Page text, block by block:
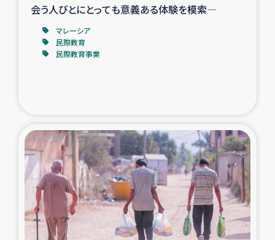
会う人びとにとっても意義ある体験を模索―
マレーシア
民際教育
民際教育事業